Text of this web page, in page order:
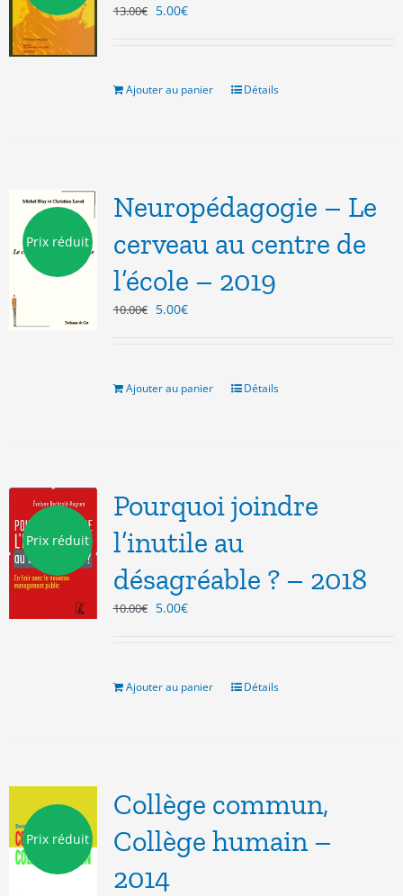
13.00€ Le
13.00€.
5.00€Le
5.00€.
Ajouter au panier Détails
Prix réduit
Neuropédagogie – Le
cerveau au centre de
l’école – 2019
10.00€ Le
10.00€.
5.00€Le
5.00€.
Ajouter au panier Détails
Prix réduit
Pourquoi joindre
l’inutile au
désagréable ? – 2018
10.00€ Le
10.00€.
5.00€Le
5.00€.
Ajouter au panier Détails
Prix réduit
Collège commun,
Collège humain –
2014